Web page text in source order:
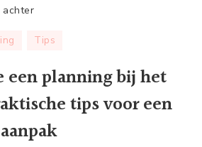
achterop
maak
een
planning
het
Tips
een planning bij het
tips voor een